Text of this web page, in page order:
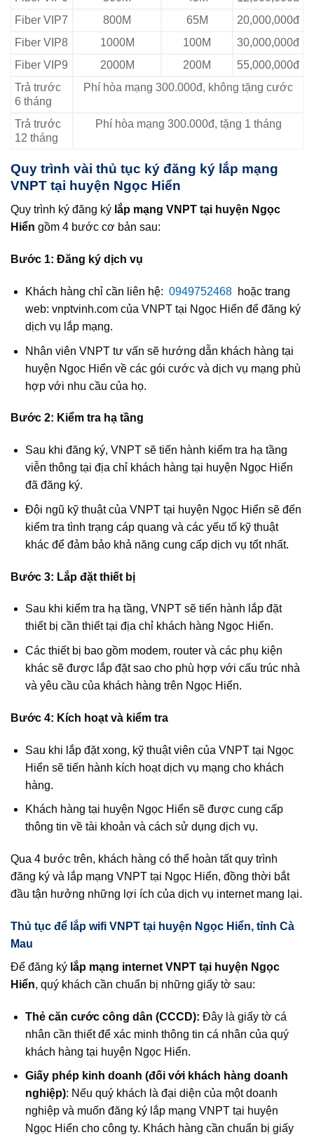
Fiber VIP7
800M 65M
20,000,000đ
Fiber VIP8
1000M 100M
30,000,000đ
Fiber VIP9
2000M 200M
55,000,000đ
Trả trước
6 tháng
Phí hòa mạng 300.000đ, không tặng cước
Trả trước
12 tháng
Phí hòa mạng 300.000đ, tặng 1 tháng
Quy trình vài thủ tục ký đăng ký lắp mạng
VNPT tại huyện Ngọc Hiển
Quy trình ký đăng ký lắp mạng VNPT tại huyện Ngọc
Hiển gồm 4 bước cơ bản sau:
Bước 1: Đăng ký dịch vụ
Khách hàng chỉ cần liên hệ: 0949752468
hoặc trang
web: vnptvinh.com của VNPT tại Ngọc Hiển để đăng ký
dịch vụ lắp mạng.
Nhân viên VNPT tư vấn sẽ hướng dẫn khách hàng tại
huyện Ngọc Hiển về các gói cước và dịch vụ mạng phù
hợp với nhu cầu của họ.
Bước 2: Kiểm tra hạ tầng
Sau khi đăng ký, VNPT sẽ tiến hành kiểm tra hạ tầng
viễn thông tại địa chỉ khách hàng tại huyện Ngọc Hiển
đã đăng ký.
Đội ngũ kỹ thuật của VNPT tại huyện Ngọc Hiển sẽ đến
kiểm tra tình trạng cáp quang và các yếu tố kỹ thuật
khác để đảm bảo khả năng cung cấp dịch vụ tốt nhất.
Bước 3: Lắp đặt thiết bị
Sau khi kiểm tra hạ tầng, VNPT sẽ tiến hành lắp đặt
thiết bị cần thiết tại địa chỉ khách hàng Ngọc Hiển.
Các thiết bị bao gồm modem, router và các phụ kiện
khác sẽ được lắp đặt sao cho phù hợp với cấu trúc nhà
và yêu cầu của khách hàng trên Ngọc Hiển.
Bước 4: Kích hoạt và kiểm tra
Sau khi lắp đặt xong, kỹ thuật viên của VNPT tại Ngọc
Hiển sẽ tiến hành kích hoạt dịch vụ mạng cho khách
hàng.
Khách hàng tại huyện Ngọc Hiển sẽ được cung cấp
thông tin về tài khoản và cách sử dụng dịch vụ.
Qua 4 bước trên, khách hàng có thể hoàn tất quy trình
đăng ký và lắp mạng VNPT tại Ngọc Hiển, đồng thời bắt
đầu tận hưởng những lợi ích của dịch vụ internet mang lại.
Thủ tục để lắp wifi VNPT tại huyện Ngọc Hiển, tỉnh Cà
Mau
Để đăng ký lắp mạng internet VNPT tại huyện Ngọc
Hiển, quý khách cần chuẩn bị những giấy tờ sau:
Thẻ căn cước công dân (CCCD): Đây là giấy tờ cá
nhân cần thiết để xác minh thông tin cá nhân của quý
khách hàng tại huyện Ngọc Hiển.
Giấy phép kinh doanh (đối với khách hàng doanh
nghiệp): Nếu quý khách là đại diện của một doanh
nghiệp và muốn đăng ký lắp mạng VNPT tại huyện
Ngọc Hiển cho công ty. Khách hàng cần chuẩn bị giấy